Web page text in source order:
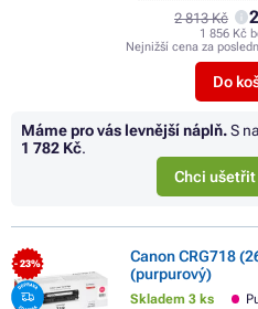
2 813 Kč
1 856 Kč
Nejnižší cena za
Do
Máme pro vás levnější náplň.S
1 782 Kč.
Chci ušetřit
- 23%
Canon CRG718
(purpurový)
Skladem 3 ks